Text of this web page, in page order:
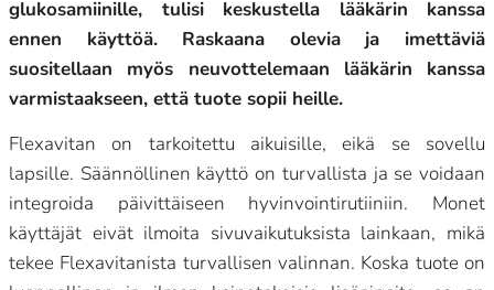
glukosamiinille, tulisi keskustella lääkärin kanssa
ennen käyttöä. Raskaana olevia ja imettäviä
suositellaan myös neuvottelemaan lääkärin kanssa
varmistaakseen, että tuote sopii heille.
Flexavitan on tarkoitettu aikuisille, eikä se sovellu
lapsille. Säännöllinen käyttö on turvallista ja se voidaan
integroida päivittäiseen hyvinvointirutiiniin. Monet
käyttäjät eivät ilmoita sivuvaikutuksista lainkaan, mikä
tekee Flexavitanista turvallisen valinnan. Koska tuote on